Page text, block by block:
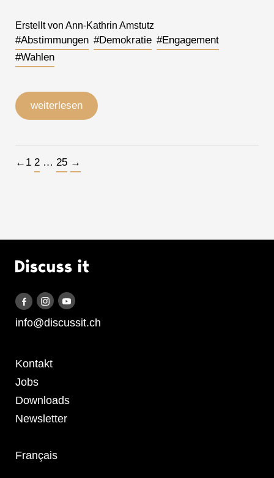
Erstellt von Ann-Kathrin Amstutz
#Abstimmungen #Demokratie #Engagement
#Wahlen
weiterlesen
Beitragsnavigation
← 1 2 … 25 →
Logo Discuss it
Discuss it auf Facebook
Discuss it auf Instagram
Discuss it auf Youtube
info@discussit.ch
Metanavigation
Kontakt
Jobs
Downloads
Newsletter
Français